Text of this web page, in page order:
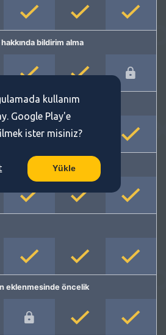
bildirim alma
eklenmesinde öncelik
kullanım
Google Play'e
ister misiniz?
Yükle